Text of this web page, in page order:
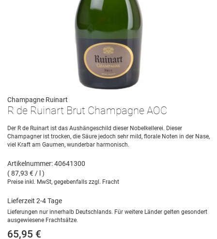
Champagne Ruinart
R de Ruinart Brut Champagne AOC
Der R de Ruinart ist das Aushängeschild dieser Nobelkellerei. Dieser
Champagner ist trocken, die Säure jedoch sehr mild, florale Noten in der Nase,
viel Kraft am Gaumen, wunderbar harmonisch.
Artikelnummer: 40641300
( 87,93 € / l )
Preise inkl. MwSt, gegebenfalls zzgl. Fracht
Lieferzeit 2-4 Tage
Lieferungen nur innerhalb Deutschlands. Für weitere Länder gelten gesondert
ausgewiesene Frachtsätze.
65,95 €